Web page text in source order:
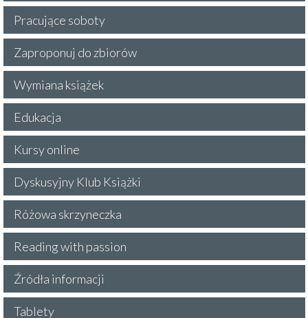
Pracujące soboty
Zaproponuj do zbiorów
Wymiana książek
Edukacja
Kursy online
Dyskusyjny Klub Książki
Różowa skrzyneczka
Reading with passion
Źródła informacji
Tablety